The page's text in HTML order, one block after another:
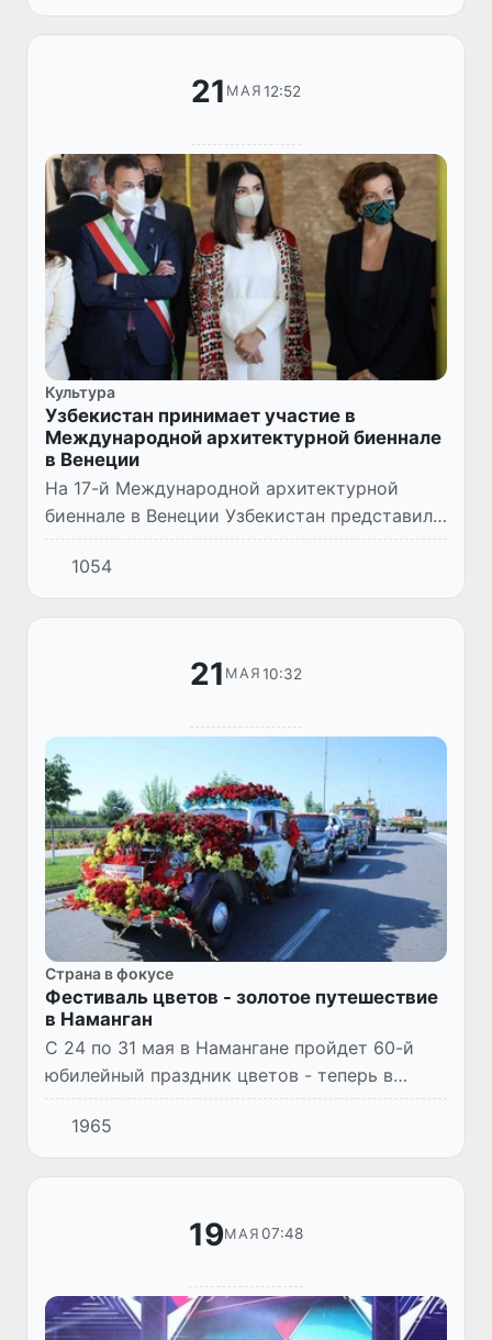
жителей и гостей области на...
21 МАЯ 12:52
Культура
Узбекистан принимает участие в
Международной архитектурной биеннале
в Венеции
На 17-й Международной архитектурной
биеннале в Венеции Узбекистан представил
зарубежной публике междисциплинарный
исследовательский проект - «Махалля:
урбанистическая и провинциаль...
1054
21 МАЯ 10:32
Страна в фокусе
Фестиваль цветов - золотое путешествие
в Наманган
С 24 по 31 мая в Намангане пройдет 60-й
юбилейный праздник цветов - теперь в
формате международного фестиваля
Namangan Flowers-2021. А начиналось все
гораздо скромнее: 19-20 август...
1965
19МАЯ 07:48